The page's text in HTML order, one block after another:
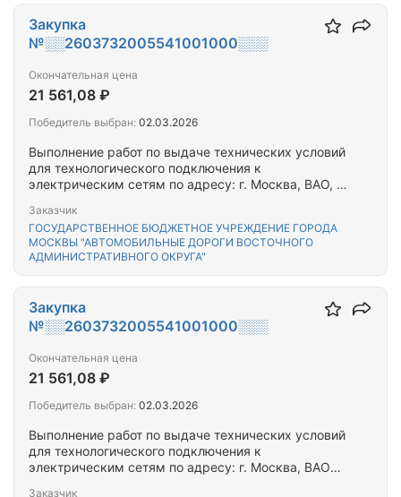
Выполнение работ по выдаче технических условий
для технологического подключения к
электрическим сетям по адресу: г. Москва, ВАО, б-
улицей)
Заказчик
ГОСУДАРСТВЕННОЕ БЮДЖЕТНОЕ УЧРЕЖДЕНИЕ ГОРОДА
МОСКВЫ "АВТОМОБИЛЬНЫЕ ДОРОГИ ВОСТОЧНОГО
АДМИНИСТРАТИВНОГО ОКРУГА"
Закупка
№░░2603732005541001000░░░
Окончательная цена
21 561,08 ₽
Победитель выбран: 02.03.2026
Выполнение работ по выдаче технических условий
для технологического подключения к
электрическим сетям по адресу: г. Москва, ВАО
Заказчик
Закупка
№░░2603732005541001000░░░
Окончательная цена
21 561,08 ₽
Победитель выбран: 02.03.2026